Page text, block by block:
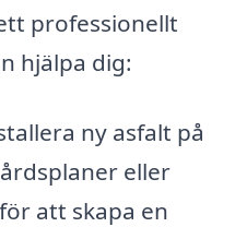
professionellt
hjälpa dig:
ny asfalt på
eller
att skapa en